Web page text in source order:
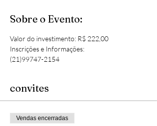
Sobre o Evento:
Valor do investimento: R$ 222,00
Inscrições e Informações:
(21)99747-2154
convites
Vendas encerradas